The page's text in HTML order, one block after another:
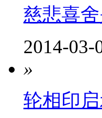
慈悲喜
2014-03-
»
轮相印